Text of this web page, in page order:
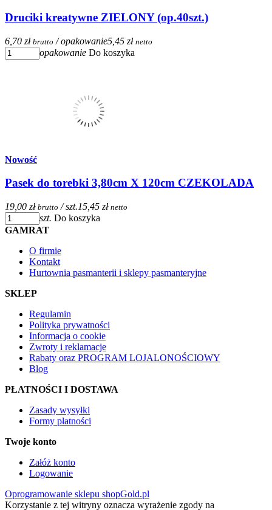
Druciki kreatywne ZIELONY (op.40szt.)
6,70 zł brutto / opakowanie5,45 zł netto
opakowanie Do koszyka
Nowość
Pasek do torebki 3,80cm X 120cm CZEKOLADA
19,00 zł brutto / szt.15,45 zł netto
szt. Do koszyka
GAMRAT
O firmie
Kontakt
Hurtownia pasmanterii i sklepy pasmanteryjne
SKLEP
Regulamin
Polityka prywatności
Informacja o cookie
Zwroty i reklamacje
Rabaty oraz PROGRAM LOJALONOŚCIOWY
Blog
PŁATNOŚCI I DOSTAWA
Zasady wysyłki
Formy płatności
Twoje konto
Załóż konto
Logowanie
Oprogramowanie sklepu shopGold.pl
Korzystanie z tej witryny oznacza wyrażenie zgody na